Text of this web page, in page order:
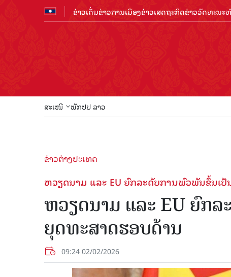
ຂ່າວເດັ່ນຂ່າວການເມືອງຂ່າວເສດຖະກິດຂ່າວວັດທະນະ
ສະເໜີ ພັກປປ ລາວ
ຂ່າວຕ່າງປະເທດ
ຫວຽດນາມ ແລະ EU ຍົກລະດັບການພົວພັນຂຶ້ນເ
ຫວຽດນາມ ແລະ EU ຍົກ
ຍຸດທະສາດຮອບດ້ານ
09:24 02/02/2026